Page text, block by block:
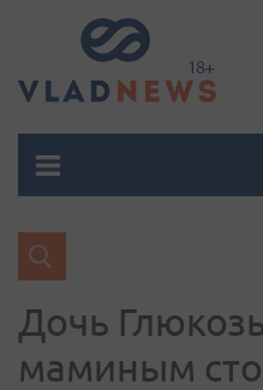
Дочь
маминым